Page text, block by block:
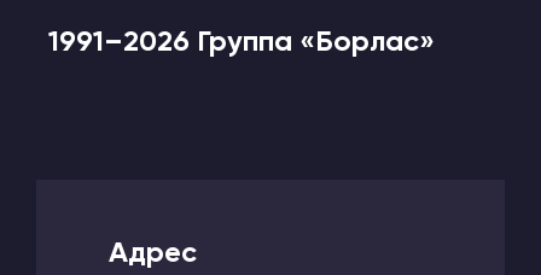
1991–2026 Группа «Борлас»
Адрес